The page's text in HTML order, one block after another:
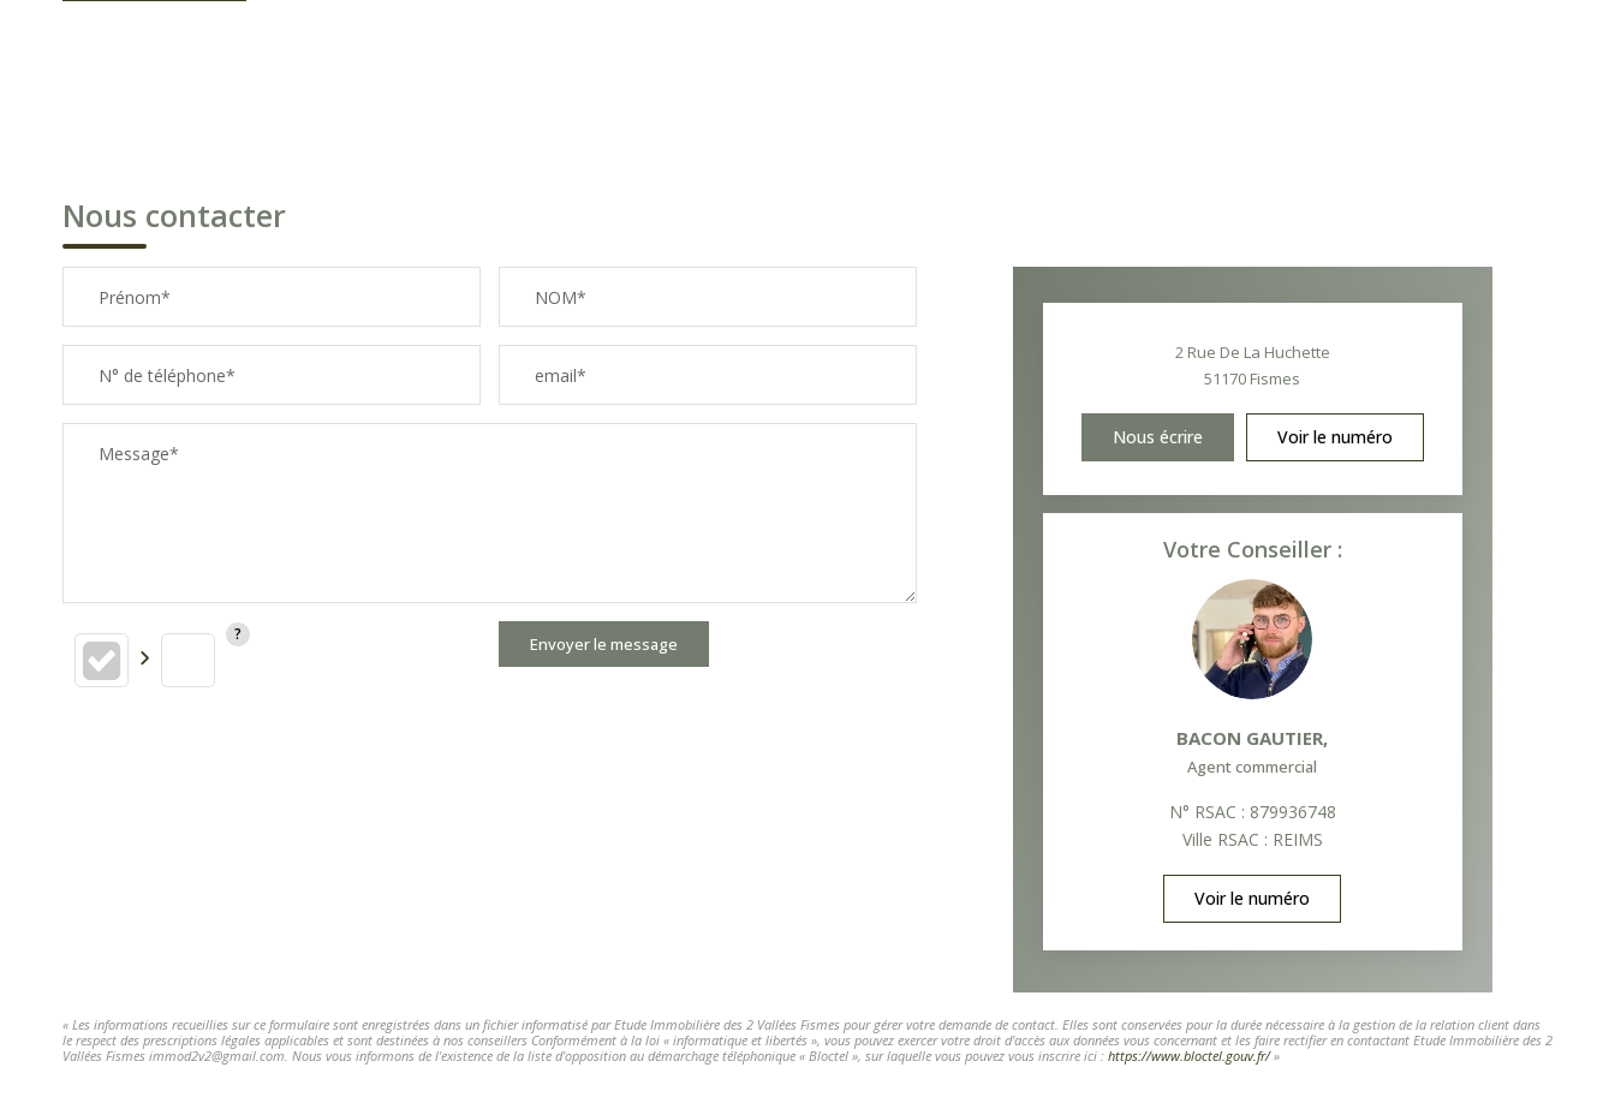
Nous contacter
Prénom* NOM*
N° de téléphone* email*
Message*
Envoyer le message
2 Rue De La Huchette
51170 Fismes
Nous écrire Voir le numéro
Votre Conseiller :
BACON GAUTIER,
Agent commercial
N° RSAC : 879936748
Ville RSAC : REIMS
Voir le numéro
« Les informations recueillies sur ce formulaire sont enregistrées dans un fichier informatisé par Etude Immobilière des 2 Vallées Fismes pour gérer votre demande de contact. Elles sont conservées pour la durée nécessaire à la gestion de la relation client dans
le respect des prescriptions légales applicables et sont destinées à nos conseillers Conformément à la loi « informatique et libertés », vous pouvez exercer votre droit d'accès aux données vous concernant et les faire rectifier en contactant Etude Immobilière des 2
Vallées Fismes immod2v2@gmail.com. Nous vous informons de l'existence de la liste d'opposition au démarchage téléphonique « Bloctel », sur laquelle vous pouvez vous inscrire ici : https://www.bloctel.gouv.fr/»